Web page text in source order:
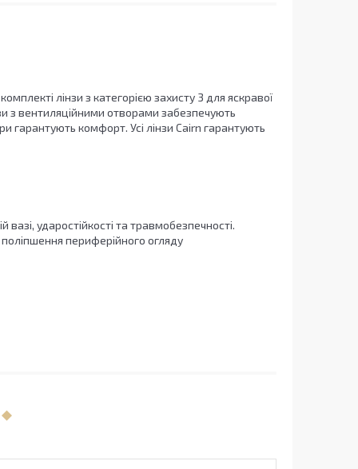
лінзи з категорією захисту 3 для яскравої
з вентиляційними отворами забезпечують
гарантують комфорт. Усі лінзи Cairn гарантують
ударостійкості та травмобезпечності.
периферійного огляду